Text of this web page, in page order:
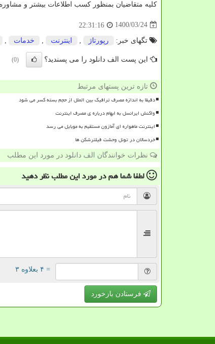
کلیه متقاضیان بمنظور کسب اطلاعات بیشتر و
1400/03/24
22:31:16
تگهای خبر: رپورتاژ اینترنت خدمات
این پست الف دانلود را می پسندید؟ (0)
تازه ترین پستهای مرتبط
دقیقا به اندازه مصرف ترافیک بین الملل از حجم بسته کسر می شود
واکنش ایرانسل به ابهام درباره ی مصرف اینترنت
اینترنت ماهواره ای آمازون مستقیم به موبایل می رسد
خردسالان در تونل وحشت فیلترشکن ها
نظرات خوانندگان الف دانلود در مورد این مطلب
لطفا شما همدر مورد این مطلبنظر دهید
= ۴ بعلاوه ۳
فرستادن بازخورد